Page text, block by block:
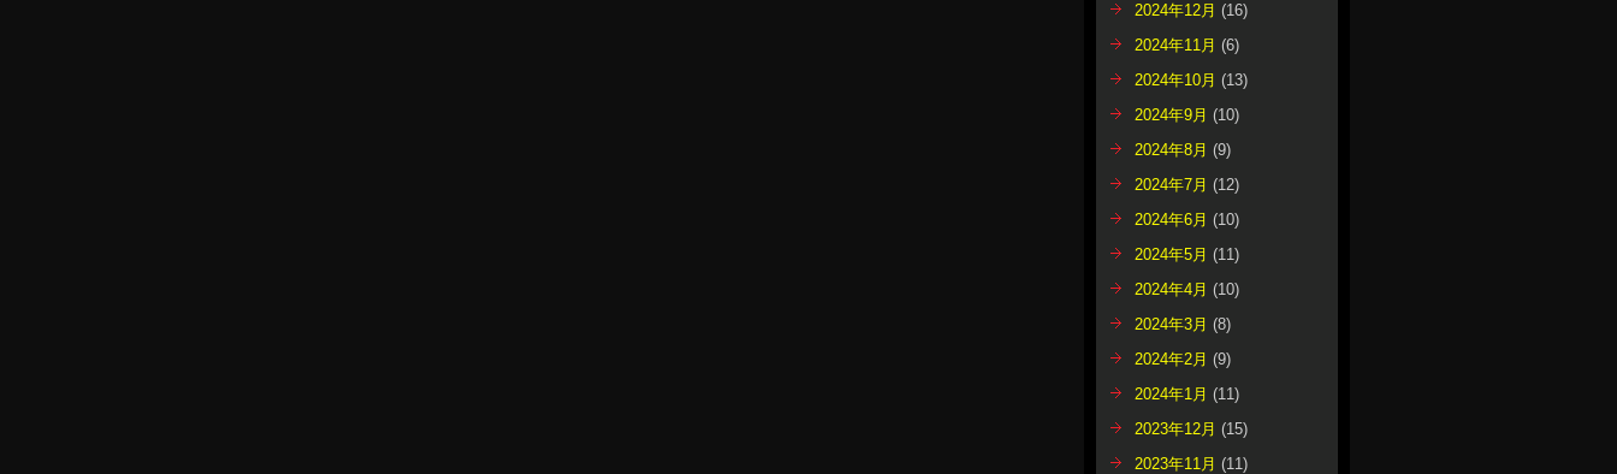
2024年12月 (16)
2024年11月 (6)
2024年10月 (13)
2024年9月 (10)
2024年8月 (9)
2024年7月 (12)
2024年6月 (10)
2024年5月 (11)
2024年4月 (10)
2024年3月 (8)
2024年2月 (9)
2024年1月 (11)
2023年12月 (15)
2023年11月 (11)